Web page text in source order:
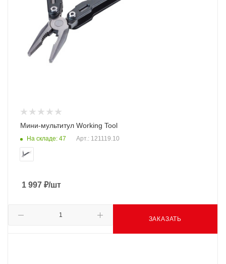
Мини-мультитул Working Tool
На складе: 47 Арт.: 121119.10
1 997 ₽/шт
ЗАКАЗАТЬ